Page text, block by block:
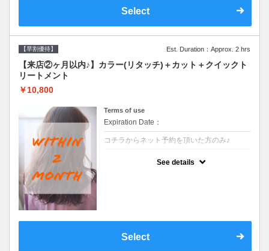
Select
【早割優待】 Est. Duration：Approx. 2 hrs
【来店②ヶ月以内♪】カラー(リタッチ)＋カット＋クイックト
リートメント
￥10,800
Terms of use
Expiration Date：
コチラからネット予約を頂いた方のみ♪
See details
Select